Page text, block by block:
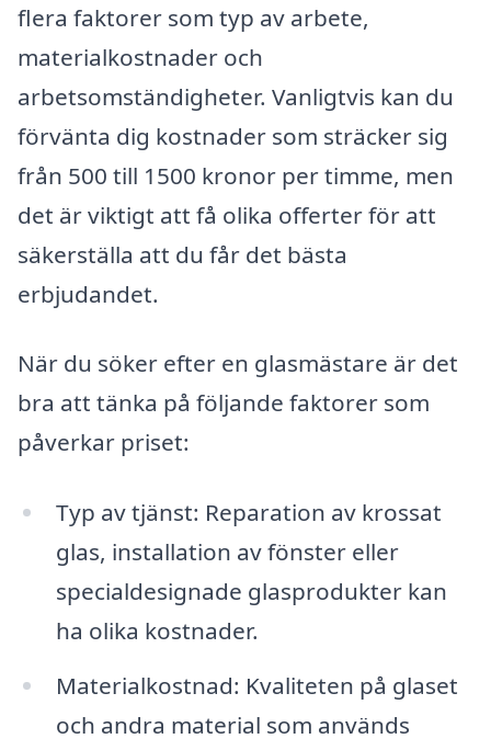
flera faktorer som typ av arbete,
materialkostnader och
arbetsomständigheter. Vanligtvis kan du
förvänta dig kostnader som sträcker sig
från 500 till 1500 kronor per timme, men
det är viktigt att få olika offerter för att
säkerställa att du får det bästa
erbjudandet.
När du söker efter en glasmästare är det
bra att tänka på följande faktorer som
påverkar priset:
Typ av tjänst: Reparation av krossat
glas, installation av fönster eller
specialdesignade glasprodukter kan
ha olika kostnader.
Materialkostnad: Kvaliteten på glaset
och andra material som används